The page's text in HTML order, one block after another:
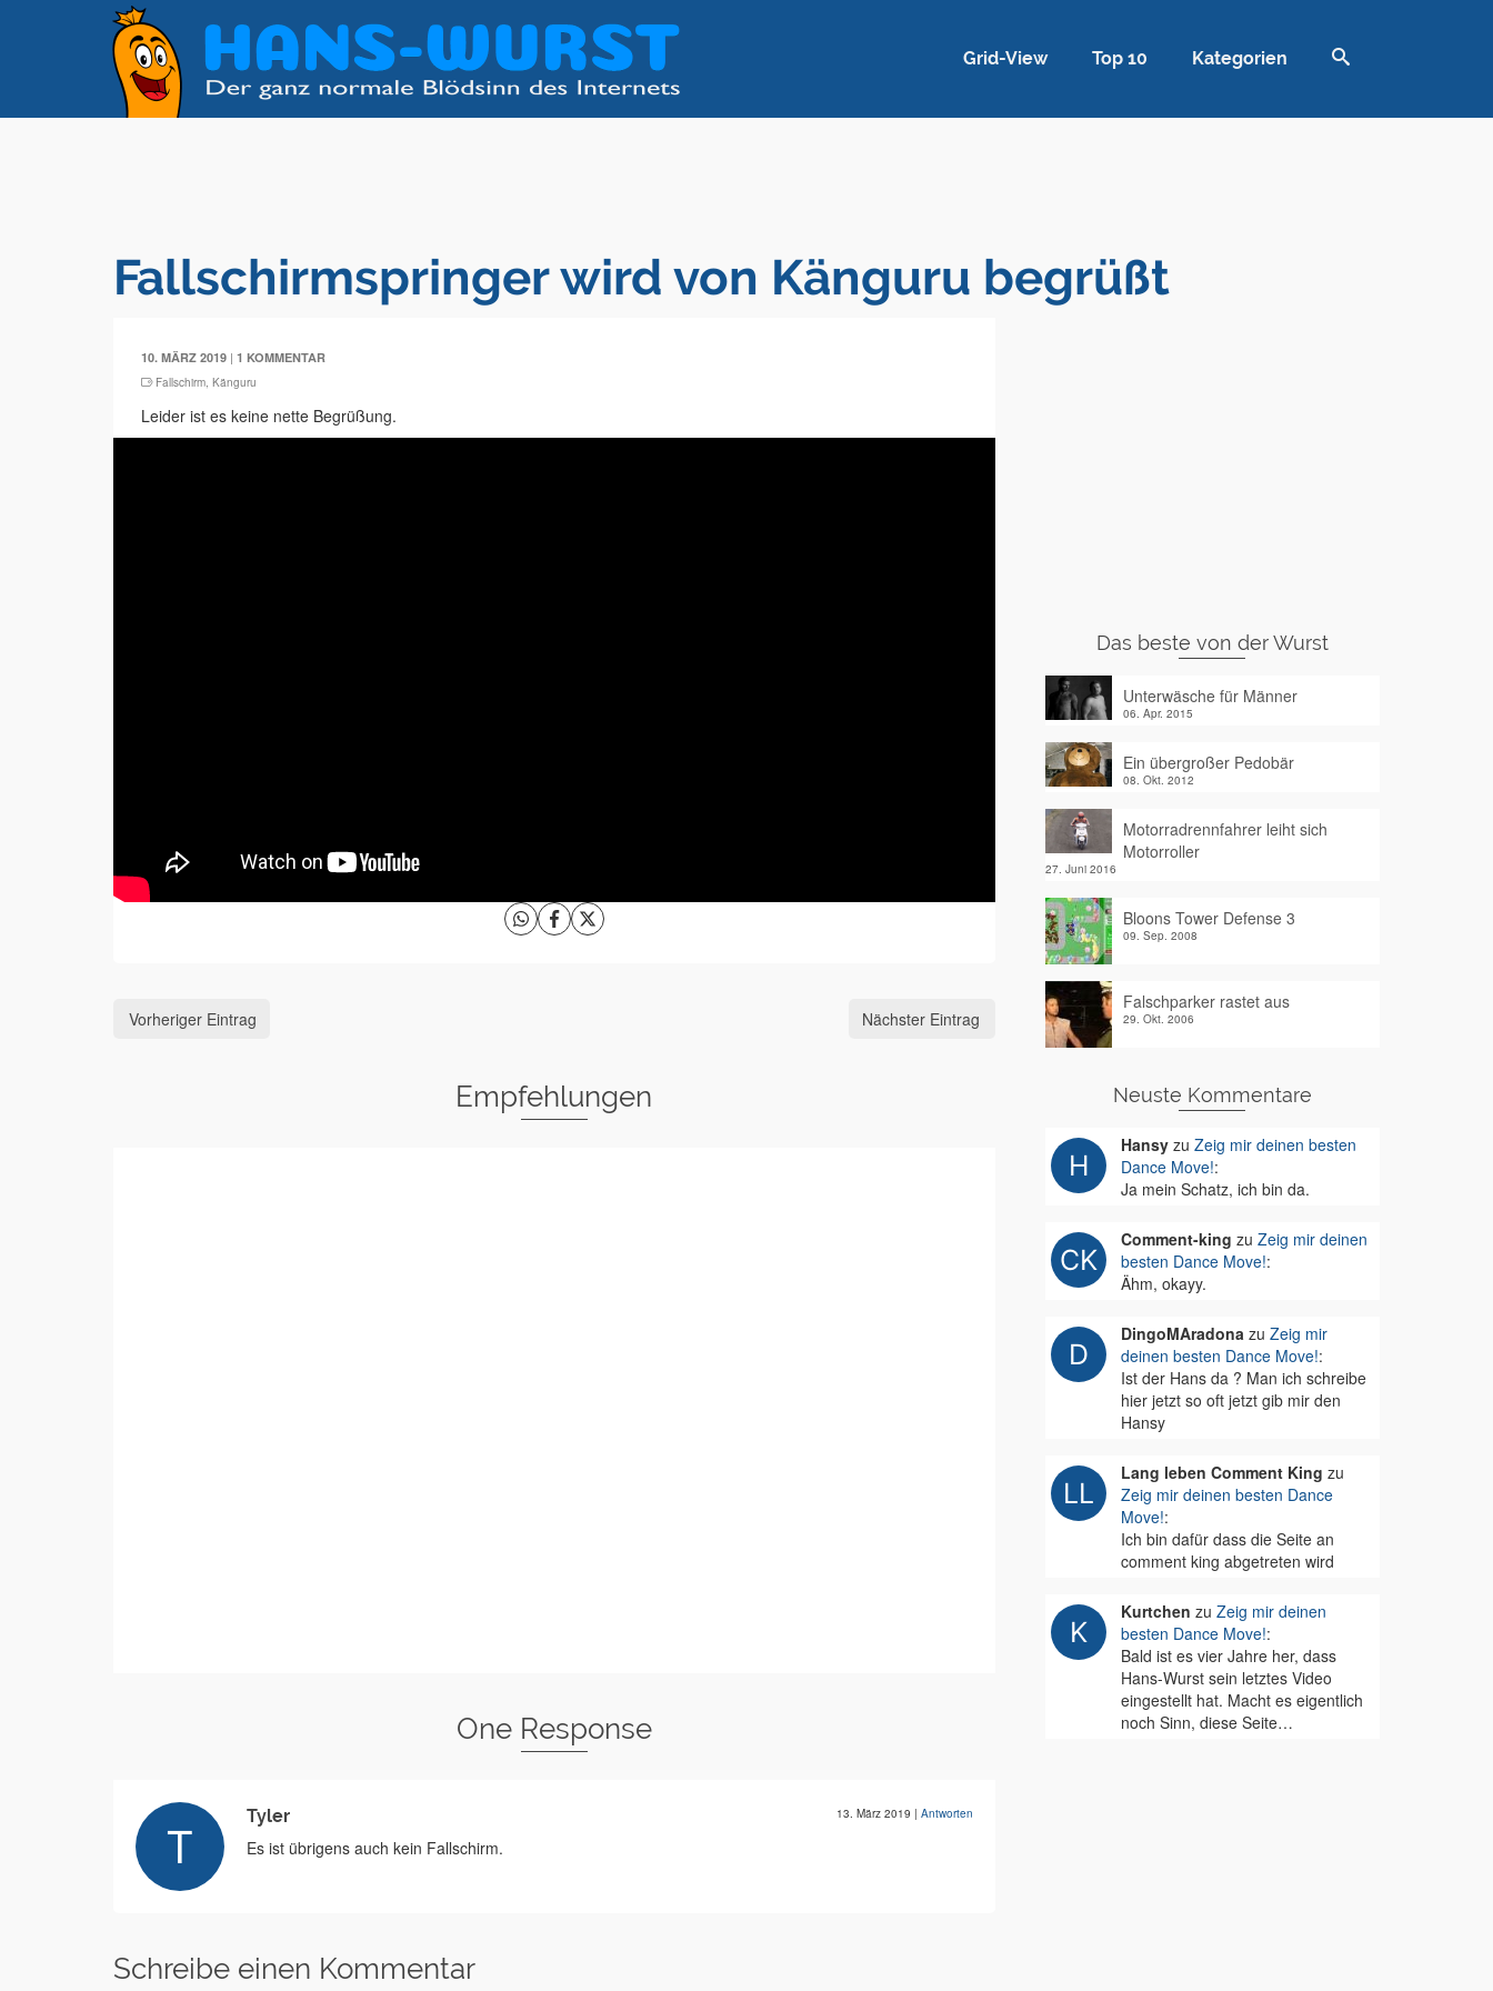
Grid-View Top 10 Kategorien
Fallschirmspringer wird von Känguru begrüßt
10. MÄRZ 2019 | 1 KOMMENTAR
Fallschirm, Känguru
Leider ist es keine nette Begrüßung.
Vorheriger Eintrag Nächster Eintrag
Empfehlungen
One Response
Tyler 13. März 2019 | Antworten
Es ist übrigens auch kein Fallschirm.
Schreibe einen Kommentar
Das beste von der Wurst
Unterwäsche für Männer
06. Apr. 2015
Ein übergroßer Pedobär
08. Okt. 2012
Motorradrennfahrer leiht sich
Motorroller
27. Juni 2016
Bloons Tower Defense 3
09. Sep. 2008
Falschparker rastet aus
29. Okt. 2006
Neuste Kommentare
Hansyzu Zeig mir deinen besten
Dance Move!:
Ja mein Schatz, ich bin da.
Comment-king zu Zeig mir deinen
besten Dance Move!:
Ähm, okayy.
DingoMAradonazu Zeig mir
deinen besten Dance Move!:
Ist der Hans da ? Man ich schreibe
hier jetzt so oft jetzt gib mir den
Hansy
Lang leben Comment King zu
Zeig mir deinen besten Dance
Move!:
Ich bin dafür dass die Seite an
comment king abgetreten wird
Kurtchen zu Zeig mir deinen
besten Dance Move!:
Bald ist es vier Jahre her, dass
Hans-Wurst sein letztes Video
eingestellt hat. Macht es eigentlich
noch Sinn, diese Seite…